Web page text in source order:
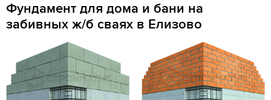
Фундамент для дома и бани на
забивных ж/б сваях в Елизово